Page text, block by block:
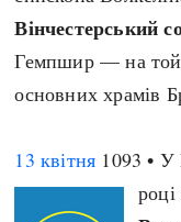
Вінчестерський
Гемпшир — на той
основних храмів
13 квітня 1093 •